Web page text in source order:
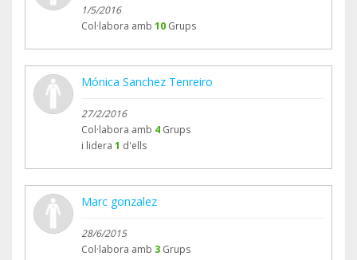
1/5/2016
Col·labora amb 10 Grups
Mónica Sanchez Tenreiro
27/2/2016
Col·labora amb 4 Grups
i lidera 1 d'ells
Marc gonzalez
28/6/2015
Col·labora amb 3 Grups